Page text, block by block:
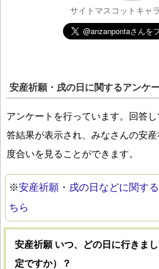
サイトマスコットキャ
安産祈願・戌の日に関するアンケ
アンケートを行っています。回答
答結果が表示され、みなさんの安
度合いを見ることができます。
※安産祈願・戌の日などに関す
ちら
安産祈願 いつ、どの日に行きま
定ですか）？